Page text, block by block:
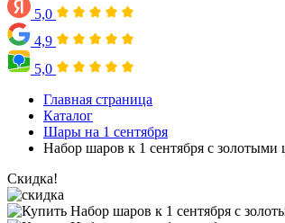
5,0
4,9
5,0
Главная страница
Каталог
Шары на 1 сентября
Набор шаров к 1 сентября с золотыми
Скидка!